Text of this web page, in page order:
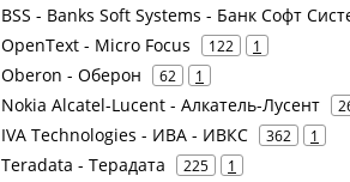
BSS - Banks Soft Systems - Банк Софт
OpenText - Micro Focus 122 1
Oberon - Оберон 62 1
Nokia Alcatel-Lucent - Алкатель-Лусент
IVA Technologies - ИВА - ИВКС 362 1
Teradata - Терадата 225 1